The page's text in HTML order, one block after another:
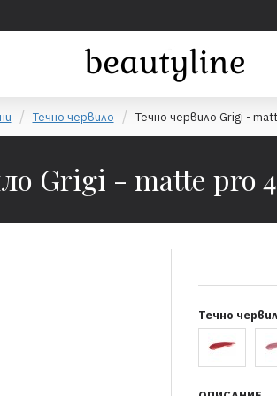
Течно червило Течно червило Grigi -
Grigi - matte pro
Течно